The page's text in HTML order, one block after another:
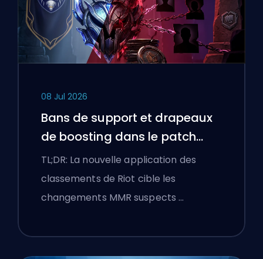
08 Jul 2026
Bans de support et drapeaux
de boosting dans le patch
25.18 de League of Legends
TL;DR: La nouvelle application des
classements de Riot cible les
changements MMR suspects …